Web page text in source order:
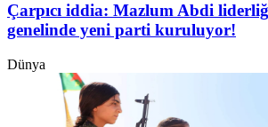
Çarpıcı iddia: Mazlum Abdi
genelinde yeni parti kuruluyor!
Dünya